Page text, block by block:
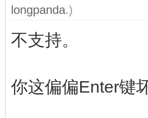
longpanda.)
不支持。
你这偏偏Enter键